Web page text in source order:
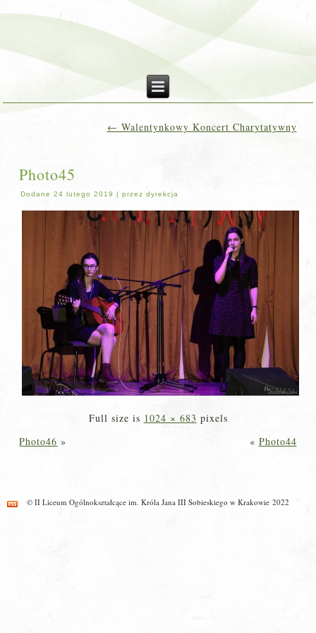
← Walentynkowy Koncert Charytatywny
Photo45
Dodane 24 lutego 2019 |przez dyrekcja
Full size is 1024 × 683 pixels
Photo46 » « Photo44
© II Liceum Ogólnokształcące im. Króla Jana III Sobieskiego w Krakowie 2022